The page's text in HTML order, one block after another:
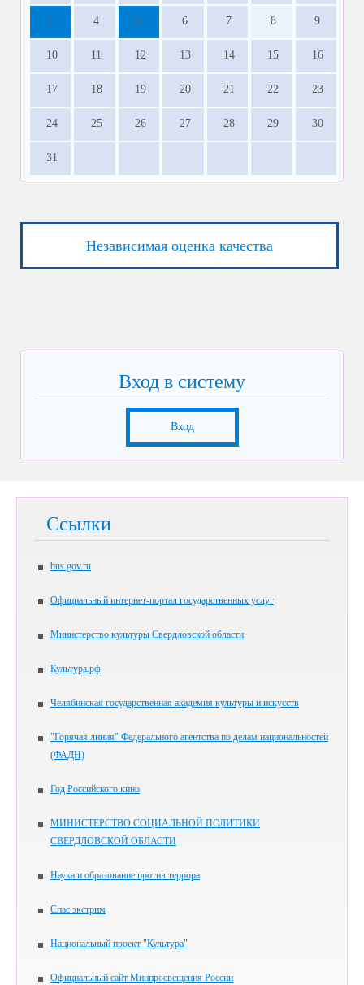
3 4 5 6 7 8 9
10 11 12 13 14 15 16
17 18 19 20 21 22 23
24 25 26 27 28 29 30
31
Независимая оценка качества
Вход в систему
Вход
Ссылки
bus.gov.ru
Официальный интернет-портал государственных услуг
Министерство культуры Свердловской области
Культура.рф
Челябинская государственная академия культуры и искусств
"Горячая линия" Федерального агентства по делам национальностей
(ФАДН)
Год Российского кино
МИНИСТЕРСТВО СОЦИАЛЬНОЙ ПОЛИТИКИ
СВЕРДЛОВСКОЙ ОБЛАСТИ
Наука и образование против террора
Спас экстрим
Национальный проект "Культура"
Официальный сайт Минпросвещения России